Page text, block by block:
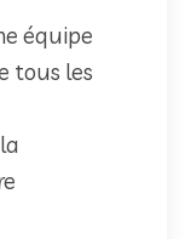
équipe
tous les